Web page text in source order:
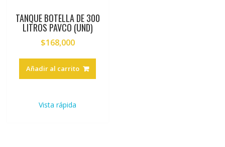
TANQUE BOTELLA DE 300
LITROS PAVCO (UND)
$168,000
Añadir al carrito
Vista rápida